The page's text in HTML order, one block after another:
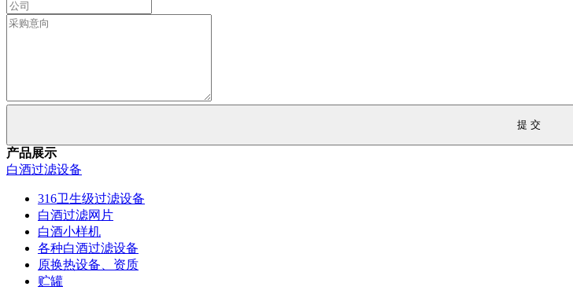
产品展示
白酒过滤设备
316卫生级过滤设备
白酒过滤网片
白酒小样机
各种白酒过滤设备
原换热设备、资质
贮罐